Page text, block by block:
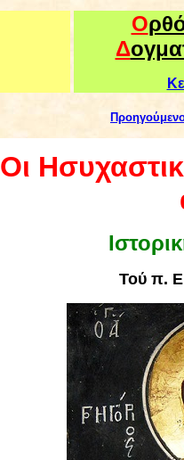
Ο
Δ
Οι
Τού π.